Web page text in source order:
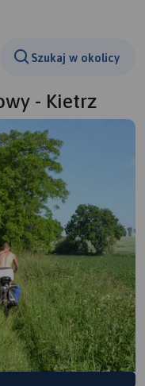
Szukaj w okolicy
- Kietrz